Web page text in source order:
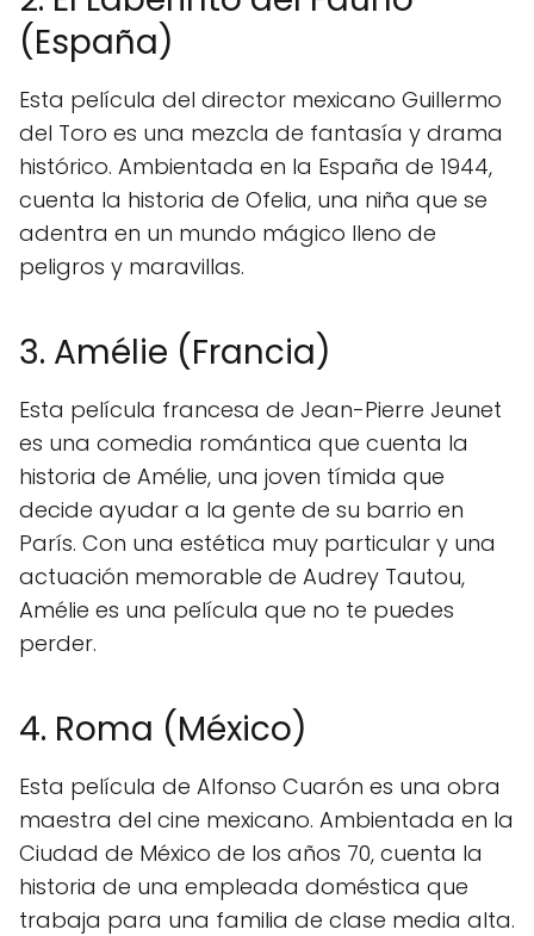
(España)
Esta película del director mexicano Guillermo
del Toro es una mezcla de fantasía y drama
histórico. Ambientada en la España de 1944,
cuenta la historia de Ofelia, una niña que se
adentra en un mundo mágico lleno de
peligros y maravillas.
3. Amélie (Francia)
Esta película francesa de Jean-Pierre Jeunet
es una comedia romántica que cuenta la
historia de Amélie, una joven tímida que
decide ayudar a la gente de su barrio en
París. Con una estética muy particular y una
actuación memorable de Audrey Tautou,
Amélie es una película que no te puedes
perder.
4. Roma (México)
Esta película de Alfonso Cuarón es una obra
maestra del cine mexicano. Ambientada en la
Ciudad de México de los años 70, cuenta la
historia de una empleada doméstica que
trabaja para una familia de clase media alta.